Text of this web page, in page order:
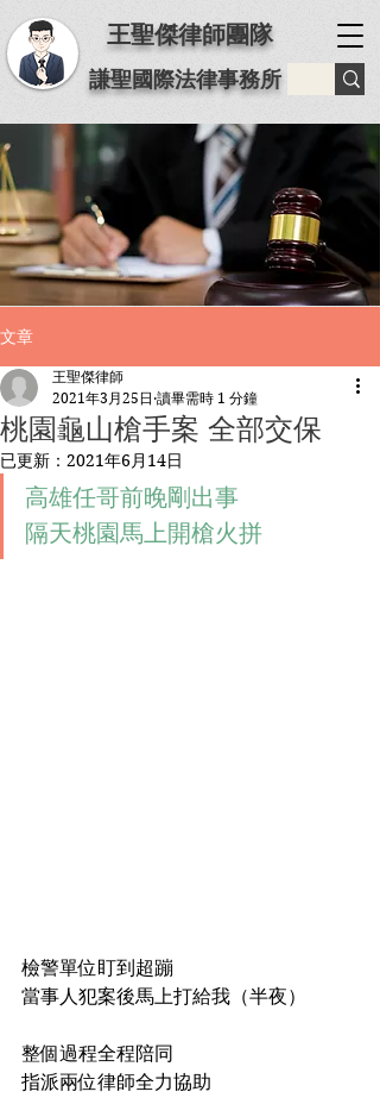
王聖傑律師團隊
謙聖國際法律事務所
文章
桃園龜山槍手案 全部交保
王聖傑律師
2021年3月25日 讀畢需時 1 分鐘
已更新： 2021年6月14日
高雄任哥前晚剛出事
隔天桃園馬上開槍火拼
檢警單位盯到超蹦
當事人犯案後馬上打給我（半夜）
整個過程全程陪同
指派兩位律師全力協助